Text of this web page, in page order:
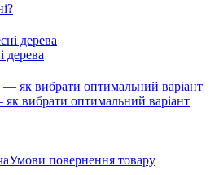
дерева
вибрати оптимальний варіант
Умови повернення товару